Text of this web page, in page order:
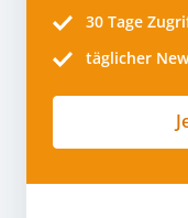
30 Tage
täglicher